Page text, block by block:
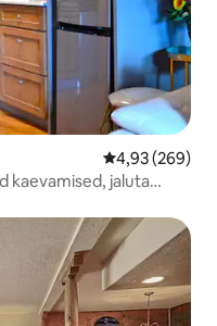
Keskmine
4,93 (269)
kaevamised, jaluta